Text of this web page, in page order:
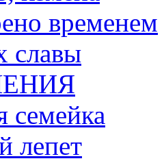
временем
славы
семейка
лепет